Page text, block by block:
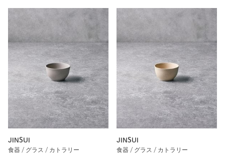
JINSUI
食器 / グラス / カトラリー
JINSUI
食器 / グラス / カトラリー